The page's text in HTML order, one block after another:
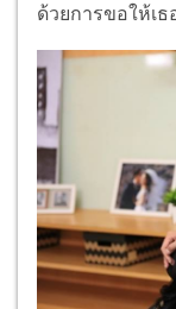
ด้วยการขอให้เธ